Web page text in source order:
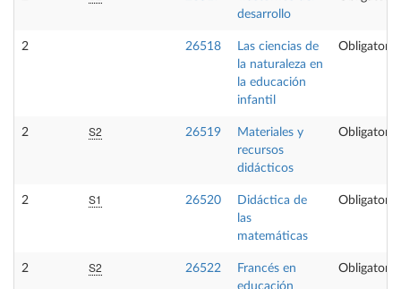
desarrollo
2 26518
Las ciencias de
la naturaleza en
la educación
infantil
Obligatoria
2 S2 26519
Materiales y
recursos
didácticos
Obligatoria
2 S1 26520
Didáctica de
las
matemáticas
Obligatoria
2 S2 26522
Francés en
educación
Obligatoria